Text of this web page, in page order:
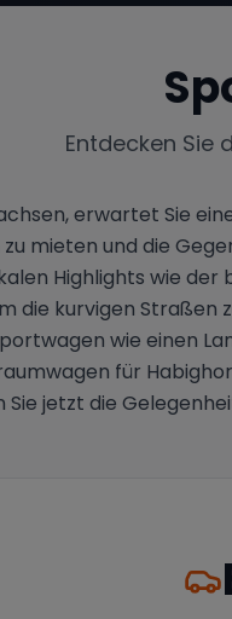
Entdecken Sie
erwartet Sie
mieten und die
Highlights wie der
die kurvigen Straßen
wie einen
für
Sie jetzt die